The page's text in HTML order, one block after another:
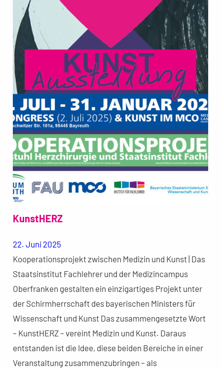
KunstHERZ
22. Juni 2025
Kooperationsprojekt zwischen Medizin und Kunst | Das
Staatsinstitut Fachlehrer und der Medizincampus
Oberfranken gestalten ein einzigartiges Projekt unter
der Schirmherrschaft des bayerischen Ministers für
Wissenschaft und Kunst Das zusammengesetzte Wort
– KunstHERZ – vereint Medizin und Kunst. Daraus
entstanden ist die Idee, diese beiden Bereiche in einer
Veranstaltung zusammenzubringen – als